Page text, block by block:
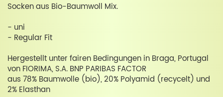
Socken aus Bio-Baumwoll Mix.
- uni
- Regular Fit
Hergestellt unter fairen Bedingungen in Braga, Portugal
von FIORIMA, S.A. BNP PARIBAS FACTOR
aus 78% Baumwolle (bio), 20% Polyamid (recycelt) und
2% Elasthan